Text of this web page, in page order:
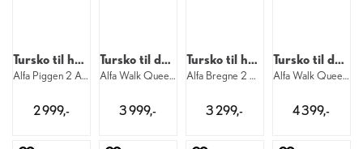
Tursko til herre
Alfa Piggen 2 APS GTX M 8860
2 999,-
Tursko til dame
Alfa Walk Queen Advanced GTX W 2000
3 999,-
Tursko til herre
Alfa Bregne 2 APS GTX M 8860
3 299,-
Tursko til dame
Alfa Walk Queen Air APS GTX W 1100
4 399,-